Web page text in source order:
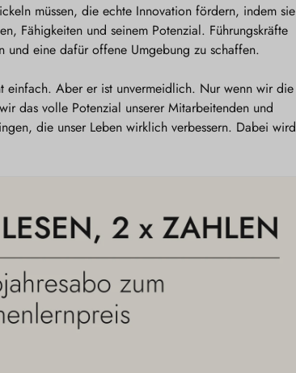
müssen, die echte Innovation fördern, indem sie
Fähigkeiten und seinem Potenzial. Führungskräfte
und eine dafür offene Umgebung zu schaffen.
einfach. Aber er ist unvermeidlich. Nur wenn wir die
das volle Potenzial unserer Mitarbeitenden und
die unser Leben wirklich verbessern. Dabei wird